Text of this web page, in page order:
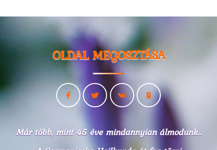
OLDAL MEGOSZTÁSA
Már több, mint 45 éve mindannyian álmodunk...